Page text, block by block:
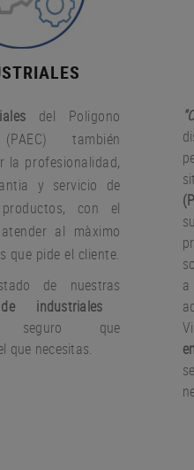
del Poligono
también
la profesionalidad,
y servicio de
con el
al màximo
que pide el cliente.
de nuestras
industriales
seguro que
que necesitas.